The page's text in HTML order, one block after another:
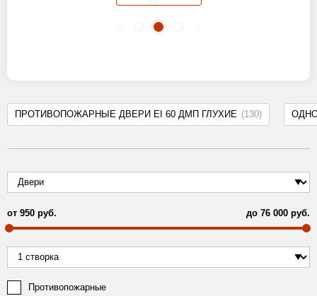
ПРОТИВОПОЖАРНЫЕ ДВЕРИ EI 60 ДМП ГЛУХИЕ (130)
от 950 руб. до 76 000 руб.
Противопожарные